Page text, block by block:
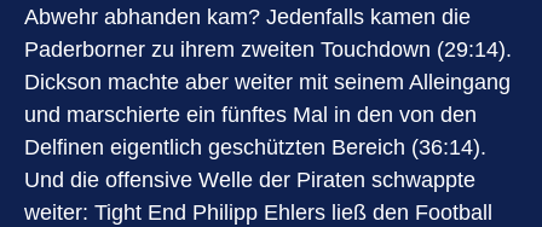
Abwehr abhanden kam? Jedenfalls kamen die
Paderborner zu ihrem zweiten Touchdown (29:14).
Dickson machte aber weiter mit seinem Alleingang
und marschierte ein fünftes Mal in den von den
Delfinen eigentlich geschützten Bereich (36:14).
Und die offensive Welle der Piraten schwappte
weiter: Tight End Philipp Ehlers ließ den Football